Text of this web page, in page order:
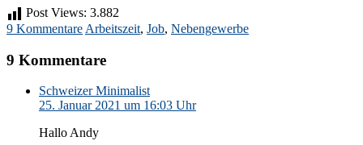
Post Views: 3.882
9 Kommentare Arbeitszeit, Job, Nebengewerbe
9 Kommentare
Schweizer Minimalist
25. Januar 2021 um 16:03 Uhr
Hallo Andy